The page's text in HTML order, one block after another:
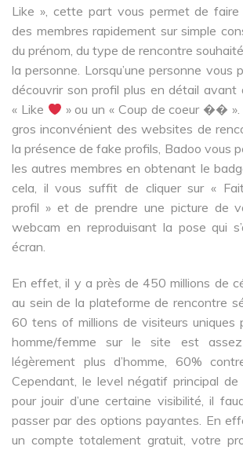
Like », cette part vous permet de faire
des membres rapidement sur simple
du prénom, du type de rencontre
la personne. Lorsqu’une personne vous
découvrir son profil plus en détail avant
« Like
» ou un « Coup de coeur �� ».
gros inconvénient des websites de
la présence de fake profils, Badoo vous
les autres membres en obtenant le
cela, il vous suffit de cliquer sur «
profil » et de prendre une picture de
webcam en reproduisant la pose qui
écran.
En effet, il y a près de 450 millions de
au sein de la plateforme de rencontre
60 tens of millions de visiteurs uniques
homme/femme sur le site est
légèrement plus d’homme, 60%
Cependant, le level négatif principal de
pour jouir d’une certaine visibilité, il
passer par des options payantes. En
un compte totalement gratuit, votre